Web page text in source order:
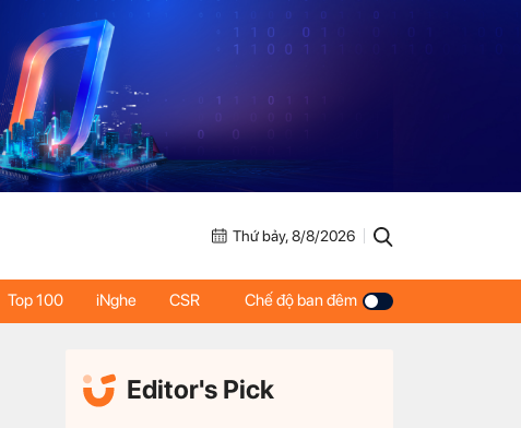
Thứ bảy, 8/8/2026
Top 100 iNghe CSR Chế độ ban đêm
Editor's Pick